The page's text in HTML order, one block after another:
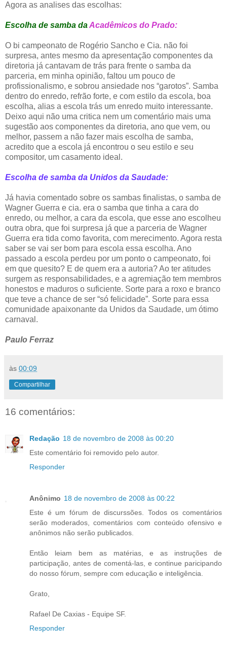
Agora as analises das escolhas:
Escolha de samba daAcadêmicos do Prado:
O bi campeonato de Rogério Sancho e Cia. não foi
surpresa, antes mesmo da apresentação componentes da
diretoria já cantavam de trás para frente o samba da
parceria, em minha opinião, faltou um pouco de
profissionalismo, e sobrou ansiedade nos “garotos”. Samba
dentro do enredo, refrão forte, e com estilo da escola, boa
escolha, alias a escola trás um enredo muito interessante.
Deixo aqui não uma critica nem um comentário mais uma
sugestão aos componentes da diretoria, ano que vem, ou
melhor, passem a não fazer mais escolha de samba,
acredito que a escola já encontrou o seu estilo e seu
compositor, um casamento ideal.
Escolha de samba da Unidos da Saudade:
Já havia comentado sobre os sambas finalistas, o samba de
Wagner Guerra e cia. era o samba que tinha a cara do
enredo, ou melhor, a cara da escola, que esse ano escolheu
outra obra, que foi surpresa já que a parceria de Wagner
Guerra era tida como favorita, com merecimento. Agora resta
saber se vai ser bom para escola essa escolha. Ano
passado a escola perdeu por um ponto o campeonato, foi
em que quesito? E de quem era a autoria? Ao ter atitudes
surgem as responsabilidades, e a agremiação tem membros
honestos e maduros o suficiente. Sorte para a roxo e branco
que teve a chance de ser “só felicidade”. Sorte para essa
comunidade apaixonante da Unidos da Saudade, um ótimo
carnaval.
Paulo Ferraz
às 00:09
Compartilhar
16 comentários:
Redação 18 de novembro de 2008 às 00:20
Este comentário foi removido pelo autor.
Responder
Anônimo 18 de novembro de 2008 às 00:22
Este é um fórum de discurssões. Todos os comentários
serão moderados, comentários com conteúdo ofensivo e
anônimos não serão publicados.
Então leiam bem as matérias, e as instruções de
participação, antes de comentá-las, e continue paricipando
do nosso fórum, sempre com educação e inteligência.
Grato,
Rafael De Caxias - Equipe SF.
Responder